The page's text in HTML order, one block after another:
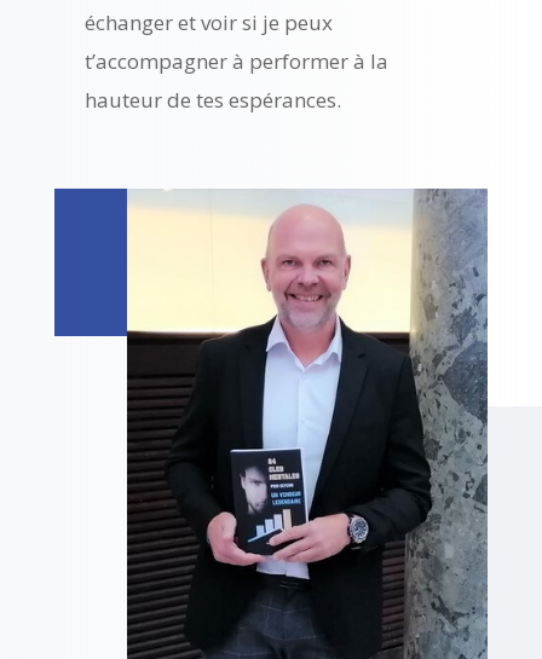
échanger et voir si je peux
t’accompagner à performer à la
hauteur de tes espérances.